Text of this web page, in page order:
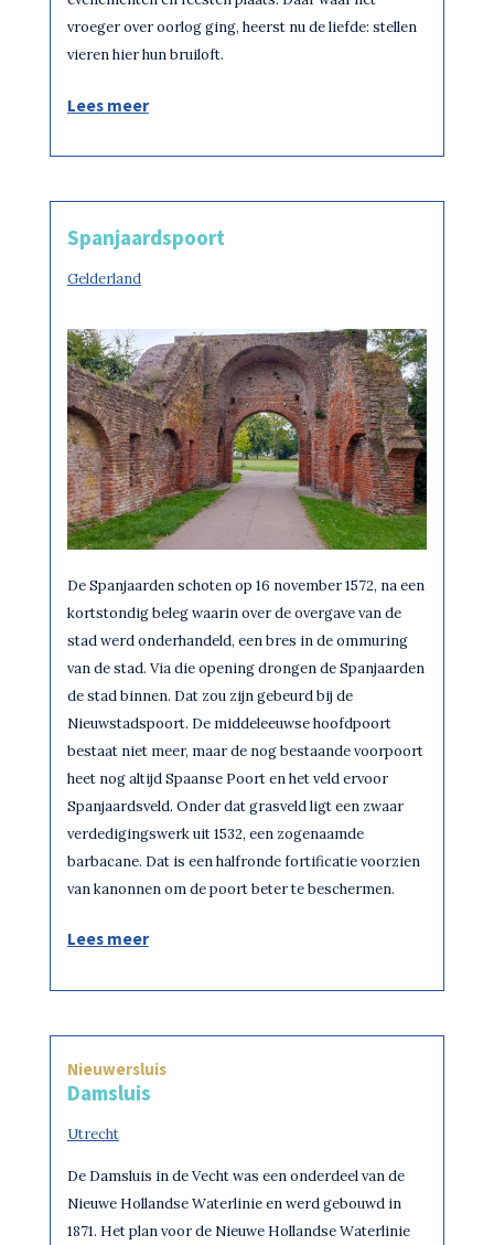
vroeger over oorlog ging, heerst nu de liefde: stellen
vieren hier hun bruiloft.
Lees meer
Spanjaardspoort
Gelderland
De Spanjaarden schoten op 16 november 1572, na een
kortstondig beleg waarin over de overgave van de
stad werd onderhandeld, een bres in de ommuring
van de stad. Via die opening drongen de Spanjaarden
de stad binnen. Dat zou zijn gebeurd bij de
Nieuwstadspoort. De middeleeuwse hoofdpoort
bestaat niet meer, maar de nog bestaande voorpoort
heet nog altijd Spaanse Poort en het veld ervoor
Spanjaardsveld. Onder dat grasveld ligt een zwaar
verdedigingswerk uit 1532, een zogenaamde
barbacane. Dat is een halfronde fortificatie voorzien
van kanonnen om de poort beter te beschermen.
Lees meer
Nieuwersluis
Damsluis
Utrecht
De Damsluis in de Vecht was een onderdeel van de
Nieuwe Hollandse Waterlinie en werd gebouwd in
1871. Het plan voor de Nieuwe Hollandse Waterlinie